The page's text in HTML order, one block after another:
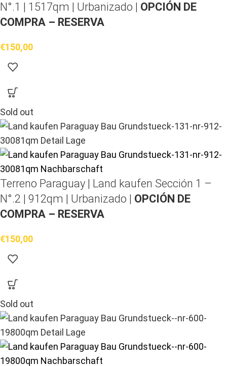
N°.1 | 1517qm | Urbanizado | OPCIÓN DE
COMPRA – RESERVA
€150,00
Sold out
Terreno Paraguay | Land kaufen Sección 1 –
N°.2 | 912qm | Urbanizado | OPCIÓN DE
COMPRA – RESERVA
€150,00
Sold out